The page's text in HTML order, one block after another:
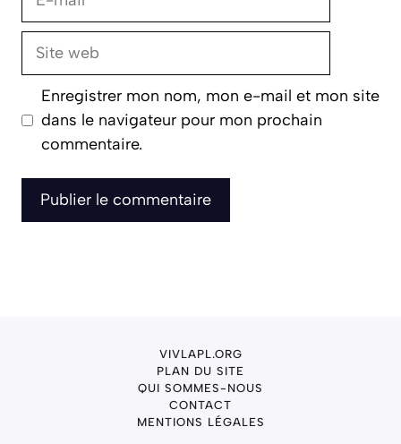
Site
Enregistrer mon nom, mon e-mail et mon site
dans le navigateur pour mon prochain
commentaire.
VIVLAPL.ORG
PLAN DU SITE
QUI SOMMES-NOUS
CONTACT
MENTIONS LÉGALES